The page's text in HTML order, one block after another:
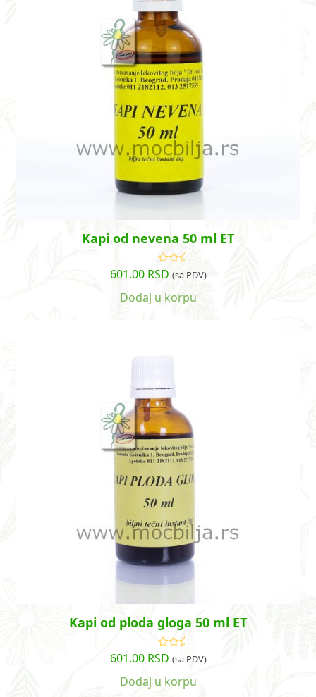
Kapi od nevena 50 ml ET
Ocenjeno
sa5.00od
601.00 RSD (sa PDV)
Dodaj u korpu
Kapi od ploda gloga 50 ml ET
Ocenjeno
sa5.00od
601.00 RSD (sa PDV)
Dodaj u korpu